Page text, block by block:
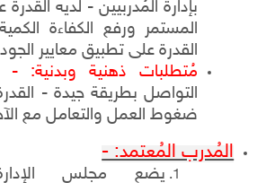
بإدارة المُدربيين - لديه
المستمر ورفع الكفاءة
القدرة على تطبيق معايير
مُتطلبات ذهنية وبدنية: -
التواصل بطريقة جيدة -
ضغوط العمل والتعامل مع
المُدرب المُعتمد: -
يضع مجلس الإدارة